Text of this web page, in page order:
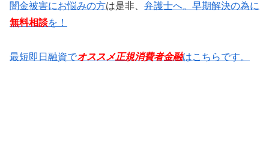
闇金被害にお悩みの方は是非、 弁護士へ。早期解決の為に
無料相談を！
最短即日融資でオススメ正規消費者金融はこちらです。